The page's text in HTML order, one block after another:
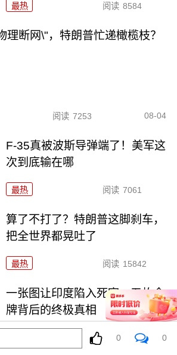
最热 阅读 8584
理断网\"，特朗普忙递橄榄枝？
阅读 7253 08-04
F-35真被波斯导弹端了！美军这
次到底输在哪
最热 阅读 7061
算了不打了？特朗普这脚刹车，
把全世界都晃吐了
最热 阅读 15842
一张图让印度陷入死寂，五枚金
牌背后的终极真相
阅读 10998
0 0